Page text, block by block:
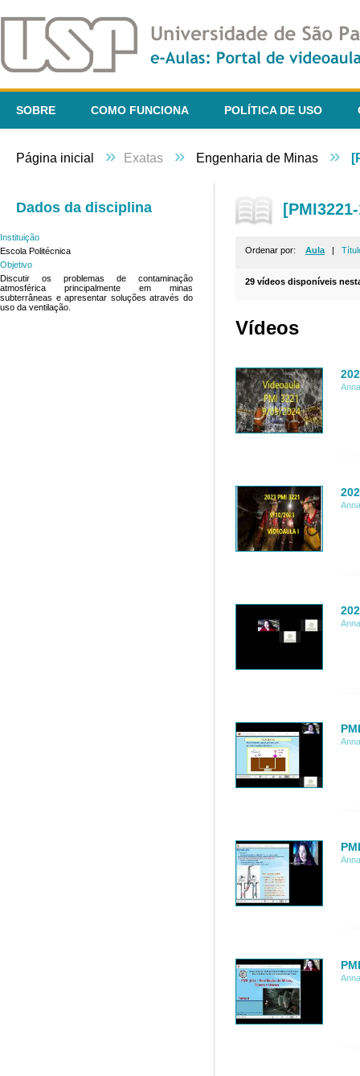
SOBRE COMO FUNCIONA POLÍTICA DE USO
Página inicial » Exatas » Engenharia de Minas »
Dados da disciplina
Instituição
Escola Politécnica
Objetivo
Discutir os problemas de contaminação
atmosférica principalmente em minas
subterrâneas e apresentar soluções através do
uso da ventilação.
Ordenar por: Aula |
29 vídeos disponíveis
Vídeos